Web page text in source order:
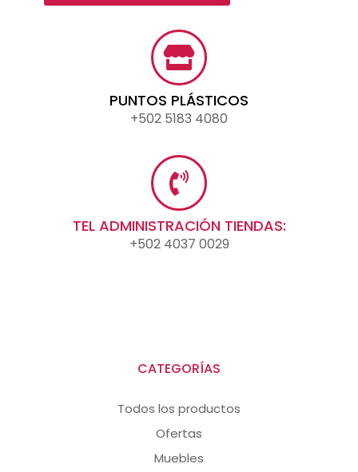
PUNTOS PLÁSTICOS
+502 5183 4080
TEL ADMINISTRACIÓN TIENDAS:
+502 4037 0029
CATEGORÍAS
Todos los productos
Ofertas
Muebles